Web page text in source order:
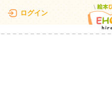
ログイン